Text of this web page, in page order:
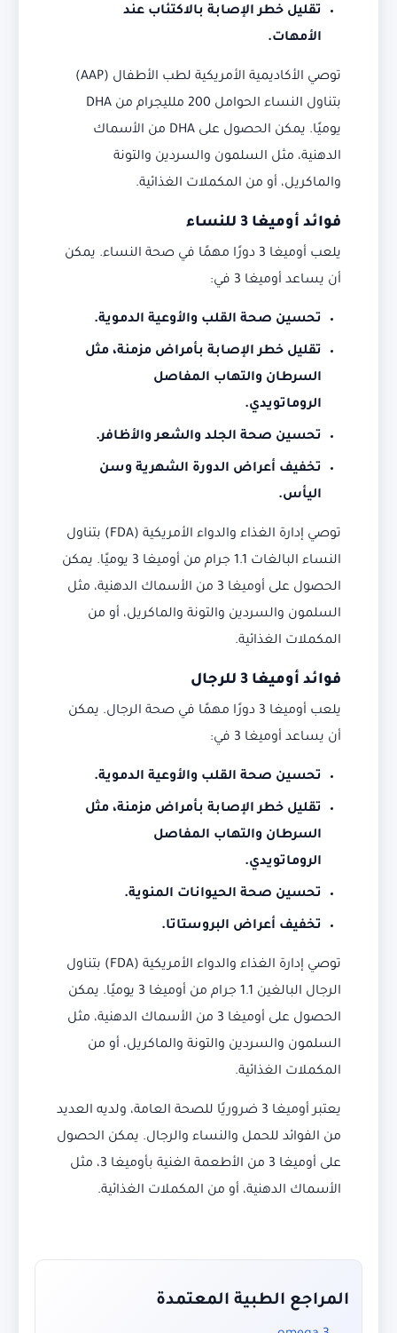
تقليل خطر الإصابة بالاكتئاب عند
الأمهات.
توصي الأكاديمية الأمريكية لطب الأطفال (AAP)
بتناول النساء الحوامل 200 ملليجرام من DHA
يوميًا. يمكن الحصول على DHA من الأسماك
الدهنية، مثل السلمون والسردين والتونة
والماكريل، أو من المكملات الغذائية.
فوائد أوميغا 3 للنساء
يلعب أوميغا 3 دورًا مهمًا في صحة النساء. يمكن
أن يساعد أوميغا 3 في:
تحسين صحة القلب والأوعية الدموية.
تقليل خطر الإصابة بأمراض مزمنة، مثل
السرطان والتهاب المفاصل
الروماتويدي.
تحسين صحة الجلد والشعر والأظافر.
تخفيف أعراض الدورة الشهرية وسن
اليأس.
توصي إدارة الغذاء والدواء الأمريكية (FDA) بتناول
النساء البالغات 1.1 جرام من أوميغا 3 يوميًا. يمكن
الحصول على أوميغا 3 من الأسماك الدهنية، مثل
السلمون والسردين والتونة والماكريل، أو من
المكملات الغذائية.
فوائد أوميغا 3 للرجال
يلعب أوميغا 3 دورًا مهمًا في صحة الرجال. يمكن
أن يساعد أوميغا 3 في:
تحسين صحة القلب والأوعية الدموية.
تقليل خطر الإصابة بأمراض مزمنة، مثل
السرطان والتهاب المفاصل
الروماتويدي.
تحسين صحة الحيوانات المنوية.
تخفيف أعراض البروستاتا.
توصي إدارة الغذاء والدواء الأمريكية (FDA) بتناول
الرجال البالغين 1.1 جرام من أوميغا 3 يوميًا. يمكن
الحصول على أوميغا 3 من الأسماك الدهنية، مثل
السلمون والسردين والتونة والماكريل، أو من
المكملات الغذائية.
يعتبر أوميغا 3 ضروريًا للصحة العامة، ولديه العديد
من الفوائد للحمل والنساء والرجال. يمكن الحصول
على أوميغا 3 من الأطعمة الغنية بأوميغا 3، مثل
الأسماك الدهنية، أو من المكملات الغذائية.
المراجع الطبية المعتمدة